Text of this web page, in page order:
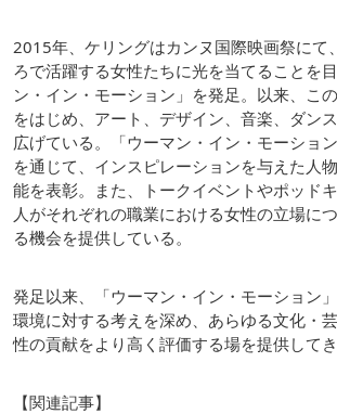
2015年、ケリングはカンヌ国際映画祭にて
ろで活躍する女性たちに光を当てることを
ン・イン・モーション」を発足。以来、こ
をはじめ、アート、デザイン、音楽、ダン
広げている。「ウーマン・イン・モーショ
を通じて、インスピレーションを与えた人
能を表彰。また、トークイベントやポッド
人がそれぞれの職業における女性の立場に
る機会を提供している。
発足以来、「ウーマン・イン・モーション
環境に対する考えを深め、あらゆる文化・
性の貢献をより高く評価する場を提供してき
【関連記事】